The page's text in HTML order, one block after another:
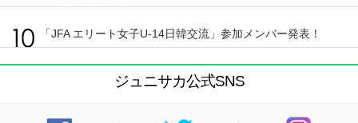
「JFA エリート女子U-14日韓交流」参加メンバー発表！
ジュニサカ公式SNS